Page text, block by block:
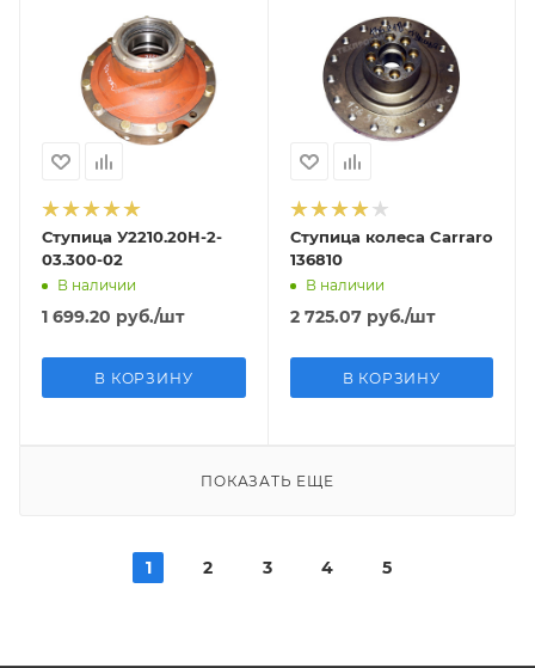
Ступица У2210.20Н-2-
03.300-02
В наличии
1 699.20 руб./шт
В КОРЗИНУ
Ступица колеса Carraro
136810
В наличии
2 725.07руб./шт
В КОРЗИНУ
ПОКАЗАТЬ ЕЩЕ
1 2 3 4 5